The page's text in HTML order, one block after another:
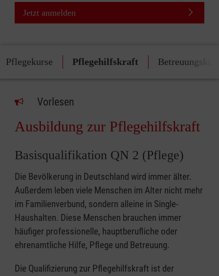
Jetzt anmelden
Pflegekurse Pflegehilfskraft
Vorlesen
Ausbildung zur Pflegehilfskraft
Basisqualifikation QN 2 (Pflege)
Die Bevölkerung in Deutschland wird immer älter.
Außerdem leben viele Menschen im Alter nicht mehr
im Familienverbund, sondern alleine in Single-
Haushalten. Diese Menschen brauchen immer
häufiger professionelle, hauptberufliche oder
ehrenamtliche Hilfe, Pflege und Betreuung.
Die Qualifizierung zur Pflegehilfskraft ist der